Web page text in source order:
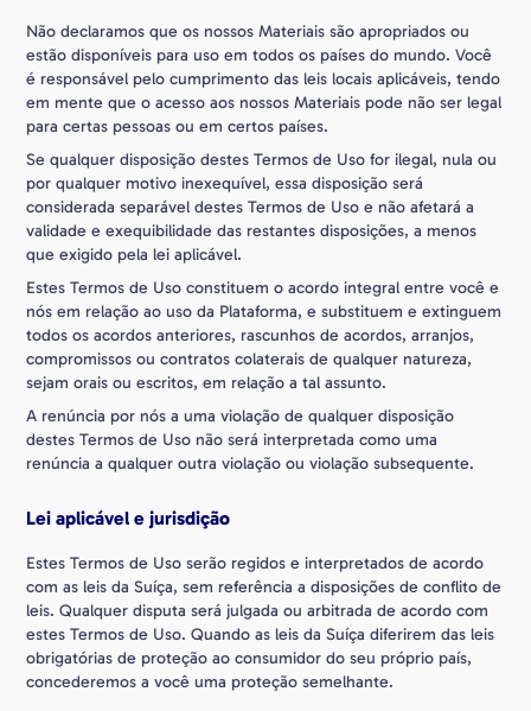
Não declaramos que os nossos Materiais são apropriados ou
estão disponíveis para uso em todos os países do mundo. Você
é responsável pelo cumprimento das leis locais aplicáveis, tendo
em mente que o acesso aos nossos Materiais pode não ser legal
para certas pessoas ou em certos países.
Se qualquer disposição destes Termos de Uso for ilegal, nula ou
por qualquer motivo inexequível, essa disposição será
considerada separável destes Termos de Uso e não afetará a
validade e exequibilidade das restantes disposições, a menos
que exigido pela lei aplicável.
Estes Termos de Uso constituem o acordo integral entre você e
nós em relação ao uso da Plataforma, e substituem e extinguem
todos os acordos anteriores, rascunhos de acordos, arranjos,
compromissos ou contratos colaterais de qualquer natureza,
sejam orais ou escritos, em relação a tal assunto.
A renúncia por nós a uma violação de qualquer disposição
destes Termos de Uso não será interpretada como uma
renúncia a qualquer outra violação ou violação subsequente.
Lei aplicável e jurisdição
Estes Termos de Uso serão regidos e interpretados de acordo
com as leis da Suíça, sem referência a disposições de conflito de
leis. Qualquer disputa será julgada ou arbitrada de acordo com
estes Termos de Uso. Quando as leis da Suíça diferirem das leis
obrigatórias de proteção ao consumidor do seu próprio país,
concederemos a você uma proteção semelhante.